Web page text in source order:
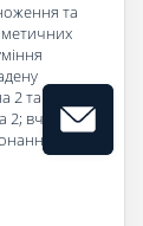
та
2 та
2; вчити